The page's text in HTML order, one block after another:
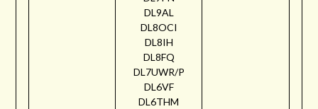
DL9AL
DL8OCI
DL8IH
DL8FQ
DL7UWR/P
DL6VF
DL6THM